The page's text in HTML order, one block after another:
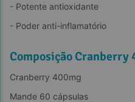
- Potente antioxidante
- Poder anti-inflamatório
Composição Cranberry
Cranberry 400mg
Mande 60 cápsulas